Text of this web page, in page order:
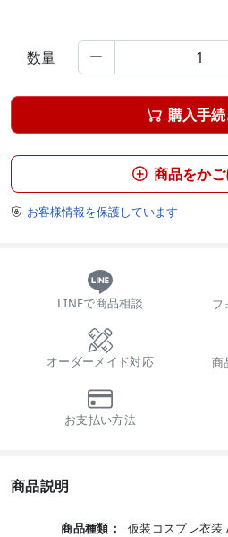
数量 
 購入手
 商品をか
 お客様情報を保護しています
LINEで商品相談 フ
オーダーメイド対応 商
お支払い方法
商品説明
商品種類：
仮装コスプレ衣装